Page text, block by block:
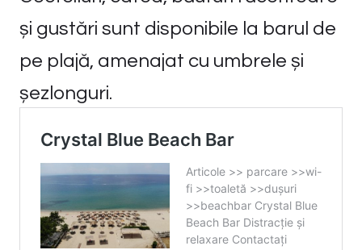
și gustări sunt disponibile la barul de
pe plajă, amenajat cu umbrele și
șezlonguri.